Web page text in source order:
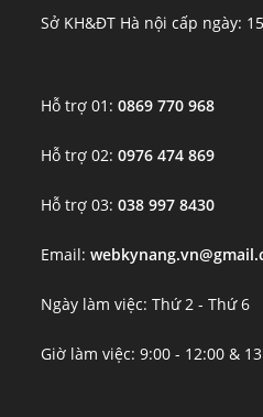
Sở KH&ĐT Hà nội cấp ngày:
Hỗ trợ 01:0869 770 968
Hỗ trợ 02:0976 474 869
Hỗ trợ 03:038 997 8430
Email:
Ngày làm việc: Thứ 2 - Thứ 6
Giờ làm việc: 9:00 - 12:00 &